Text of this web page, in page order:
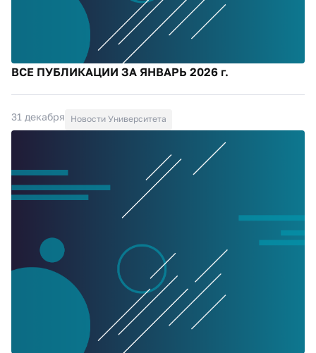
ВСЕ ПУБЛИКАЦИИ ЗА ЯНВАРЬ 2026 г.
31 декабря Новости Университета